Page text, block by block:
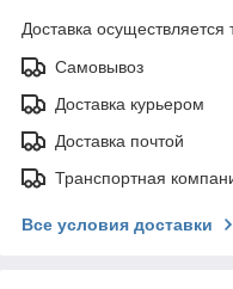
Доставка осуществляется
Самовывоз
Доставка курьером
Доставка почтой
Транспортная
Все условия доставки